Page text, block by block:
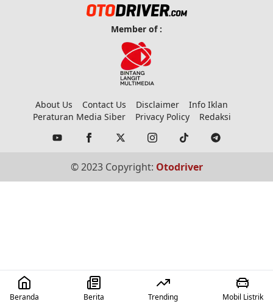
Member of :
About Us Contact Us Disclaimer
Info Iklan
Peraturan Media Siber
Privacy Policy Redaksi
© 2023 Copyright: Otodriver
Beranda Berita Trending Mobil Listrik